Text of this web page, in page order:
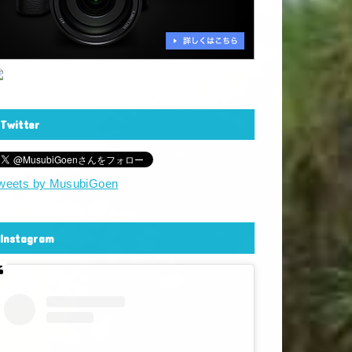
Twitter
by MusubiGoen
Instagram